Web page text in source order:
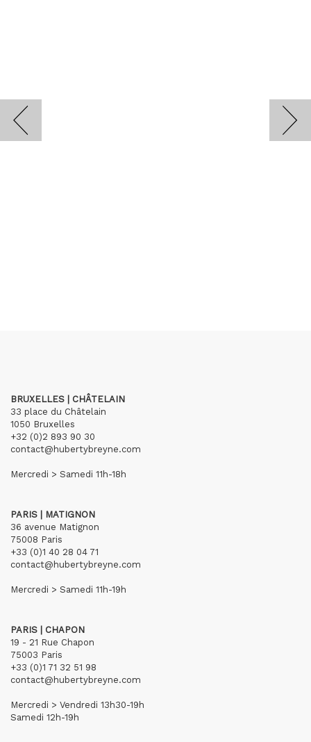
BRUXELLES | CHÂTELAIN
33 place du Châtelain
1050 Bruxelles
+32 (0)2 893 90 30
contact@hubertybreyne.com
Mercredi > Samedi 11h-18h
PARIS | MATIGNON
36 avenue Matignon
75008 Paris
+33 (0)1 40 28 04 71
contact@hubertybreyne.com
Mercredi > Samedi 11h-19h
PARIS | CHAPON
19 - 21 Rue Chapon
75003 Paris
+33 (0)1 71 32 51 98
contact@hubertybreyne.com
Mercredi > Vendredi 13h30-19h
Samedi 12h-19h